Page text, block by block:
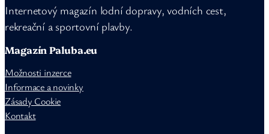
Internetový magazín lodní dopravy, vodních cest,
rekreační a sportovní plavby.
Magazín Paluba.eu
Možnosti inzerce
Informace a novinky
Zásady Cookie
Kontakt